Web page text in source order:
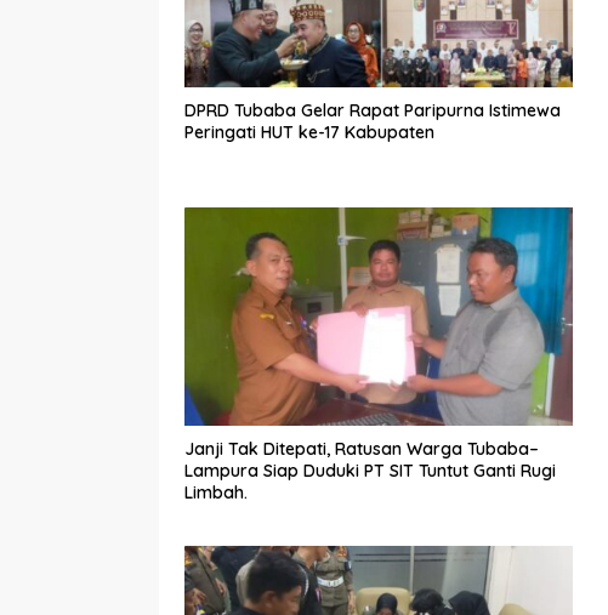
DPRD Tubaba Gelar Rapat Paripurna Istimewa
Peringati HUT ke-17 Kabupaten
Janji Tak Ditepati, Ratusan Warga Tubaba–
Lampura Siap Duduki PT SIT Tuntut Ganti Rugi
Limbah.